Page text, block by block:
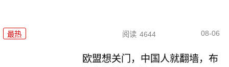
最热 阅读 4644 08-06
欧盟想关门，中国人就翻墙，布